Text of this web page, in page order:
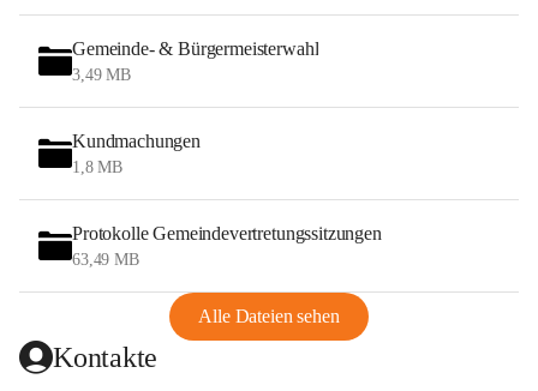
Gemeinde- & Bürgermeisterwahl
3,49 MB
Kundmachungen
1,8 MB
Protokolle Gemeindevertretungssitzungen
63,49 MB
Alle Dateien sehen
Kontakte